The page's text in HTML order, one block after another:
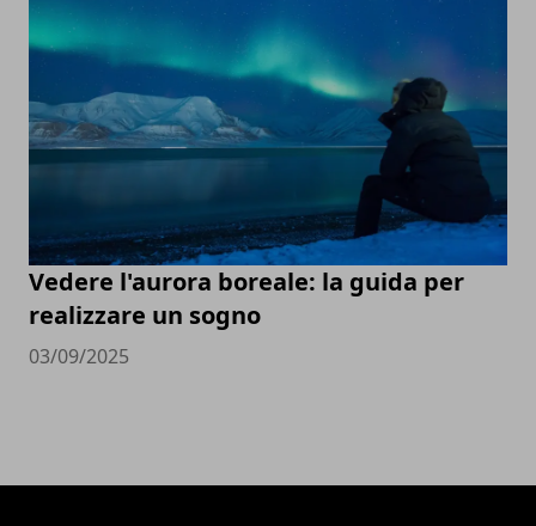
Vedere l'aurora boreale: la guida per
realizzare un sogno
03/09/2025